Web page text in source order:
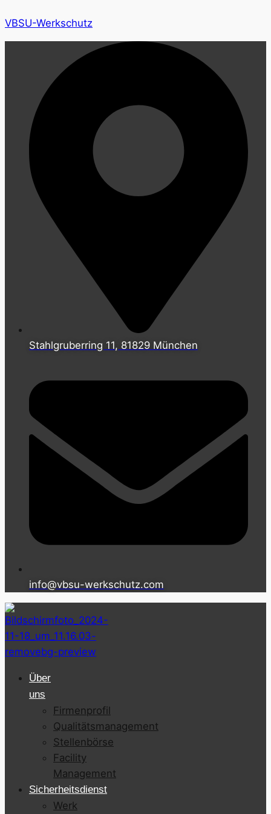
VBSU-Werkschutz
Stahlgruberring 11, 81829 München
info@vbsu-werkschutz.com
Über
uns
Firmenprofil
Qualitätsmanagement
Stellenbörse
Facility
Management
Sicherheitsdienst
Werk